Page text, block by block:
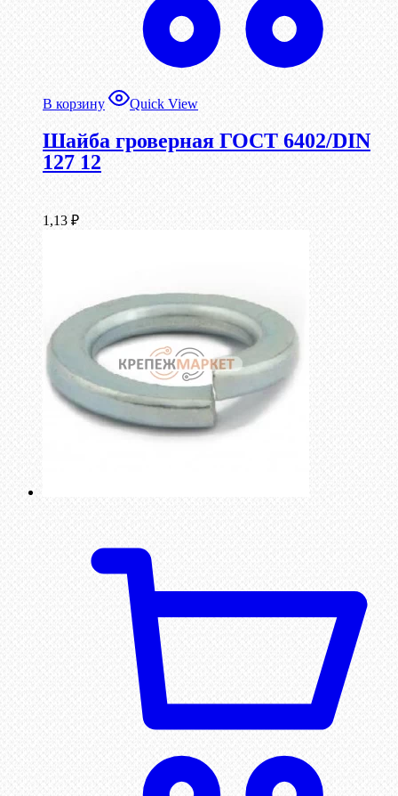
В корзину Quick View
Шайба гроверная ГОСТ 6402/DIN
127 12
1,13 ₽